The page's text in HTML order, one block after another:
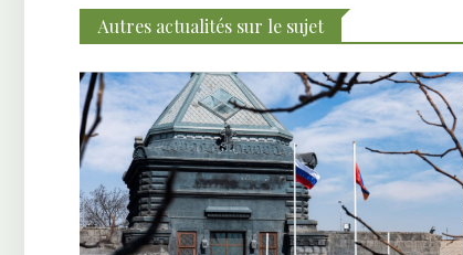
Autres actualités sur le sujet